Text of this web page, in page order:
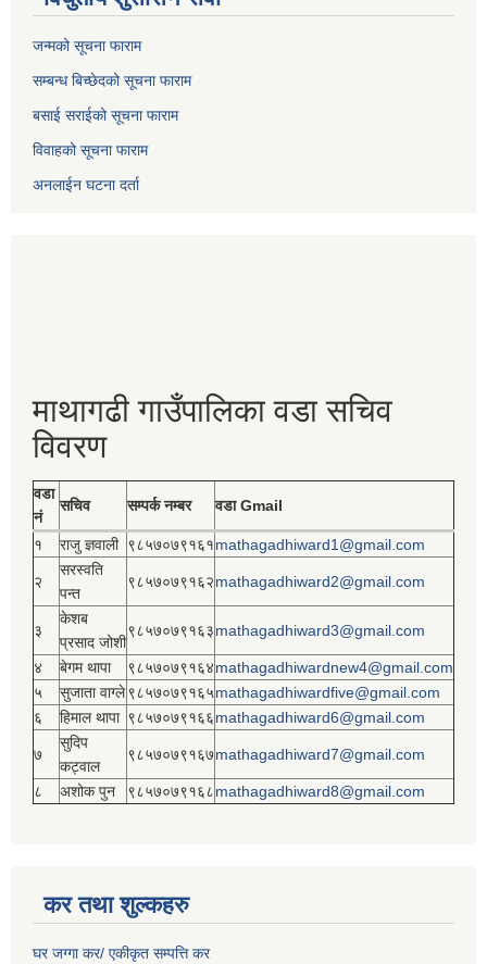
जन्मको सूचना फाराम
सम्बन्ध बिच्छेदको सूचना फाराम
बसाई सराईको सूचना फाराम
विवाहको सूचना फाराम
अनलाईन घटना दर्ता
माथागढी गाउँपालिका वडा सचिव
विवरण
वडा
नं
सचिव सम्पर्क नम्बर वडा Gmail
१ राजु ज्ञवाली ९८५७०७९१६१mathagadhiward1@gmail.com
२
सरस्वति
पन्त
९८५७०७९१६२mathagadhiward2@gmail.com
३
केशब
प्रसाद जोशी
९८५७०७९१६३mathagadhiward3@gmail.com
४ बेगम थापा ९८५७०७९१६४mathagadhiwardnew4@gmail.com
५
सुजाता वाग्ले९८५७०७९१६५mathagadhiwardfive@gmail.com
६
हिमाल थापा ९८५७०७९१६६mathagadhiward6@gmail.com
७
सुदिप
कट्वाल
९८५७०७९१६७mathagadhiward7@gmail.com
८ अशोक पुन ९८५७०७९१६८mathagadhiward8@gmail.com
कर तथा शुल्कहरु
घर जग्गा कर/ एकीकृत सम्पत्ति कर